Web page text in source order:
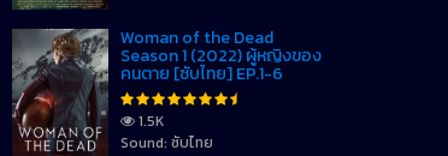
Woman of the Dead
Season 1 (2022) ผู้หญิงของ
คนตาย [ซับไทย] EP.1-6
1.5K
Sound: ซับไทย